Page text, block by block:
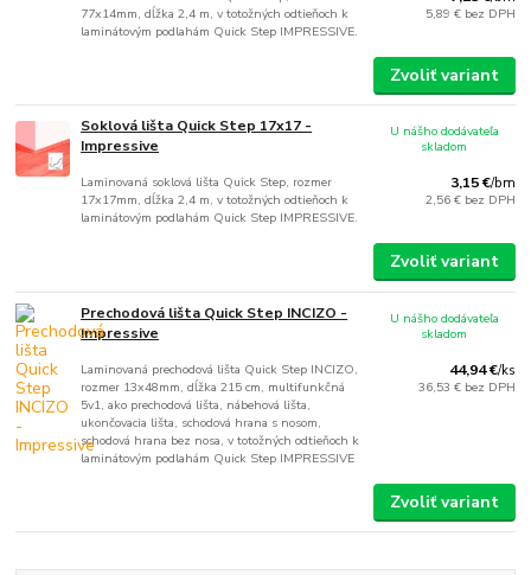
77x14mm, dĺžka 2,4 m, v totožných odtieňoch k
laminátovým podlahám Quick Step IMPRESSIVE.
5,89 € bez DPH
Zvoliť variant
Soklová lišta Quick Step 17x17 -
Impressive
Laminovaná soklová lišta Quick Step, rozmer
17x17mm, dĺžka 2,4 m, v totožných odtieňoch k
laminátovým podlahám Quick Step IMPRESSIVE.
3,15 €/bm
2,56 € bez DPH
U nášho dodávateľa
skladom
Zvoliť variant
Prechodová lišta Quick Step INCIZO -
Impressive
Laminovaná prechodová lišta Quick Step INCIZO,
rozmer 13x48mm, dĺžka 215 cm, multifunkčná
5v1, ako prechodová lišta, nábehová lišta,
ukončovacia lišta, schodová hrana s nosom,
schodová hrana bez nosa, v totožných odtieňoch k
laminátovým podlahám Quick Step IMPRESSIVE
44,94 €/ks
36,53 € bez DPH
U nášho dodávateľa
skladom
Zvoliť variant